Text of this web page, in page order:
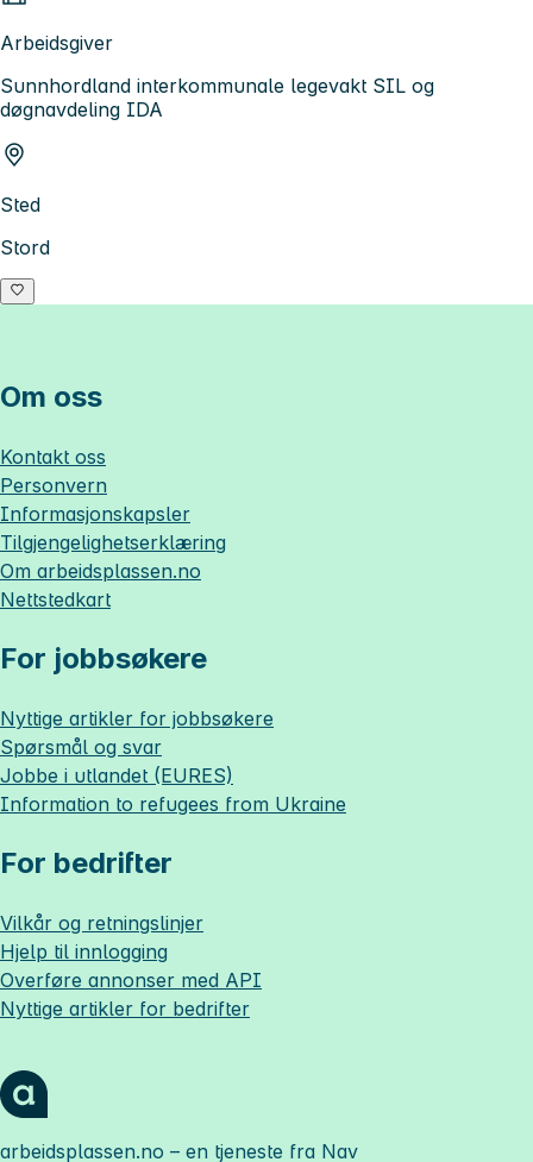
Arbeidsgiver
Sunnhordland interkommunale legevakt SIL og
døgnavdeling IDA
Sted
Stord
Om oss
Kontakt oss
Personvern
Informasjonskapsler
Tilgjengelighetserklæring
Om arbeidsplassen.no
Nettstedkart
For jobbsøkere
Nyttige artikler for jobbsøkere
Spørsmål og svar
Jobbe i utlandet (EURES)
Information to refugees from Ukraine
For bedrifter
Vilkår og retningslinjer
Hjelp til innlogging
Overføre annonser med API
Nyttige artikler for bedrifter
arbeidsplassen.no – en tjeneste fra Nav